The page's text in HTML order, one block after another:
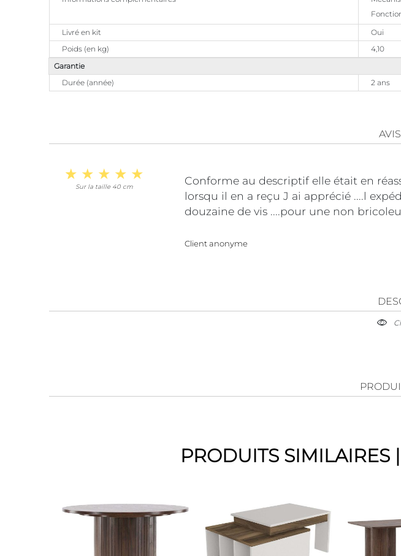
Livré en kit
Oui
Poids (en kg)
4,10
Garantie
Durée (année)
2 ans
Sur la taille 40 cm
Conforme au descriptif elle était en
lorsqu il en a reçu J ai apprécié ....l
douzaine de vis ....pour une non
Client anonyme
PRODUITS SIMILAIRES |